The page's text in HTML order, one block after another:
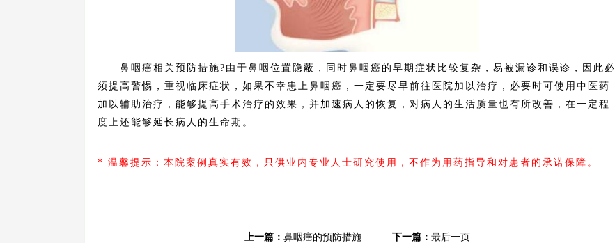
鼻咽癌相关预防措施?由于鼻咽位置隐蔽，同时鼻咽癌的早期症状比较复杂，易被漏诊和误诊，因此必
须提高警惕，重视临床症状，如果不幸患上鼻咽癌，一定要尽早前往医院加以治疗，必要时可使用中医药
加以辅助治疗，能够提高手术治疗的效果，并加速病人的恢复，对病人的生活质量也有所改善，在一定程
度上还能够延长病人的生命期。
* 温馨提示：本院案例真实有效，只供业内专业人士研究使用，不作为用药指导和对患者的承诺保障。
上一篇： 鼻咽癌的预防措施 下一篇： 最后一页